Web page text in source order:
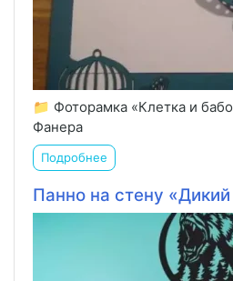
📁 Фоторамка «Клетка и
Фанера
Подробнее
Панно на стену